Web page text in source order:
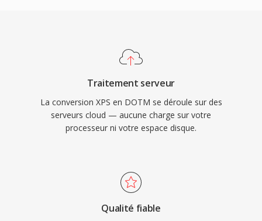
Traitement serveur
La conversion XPS en DOTM se déroule sur des
serveurs cloud — aucune charge sur votre
processeur ni votre espace disque.
Qualité fiable